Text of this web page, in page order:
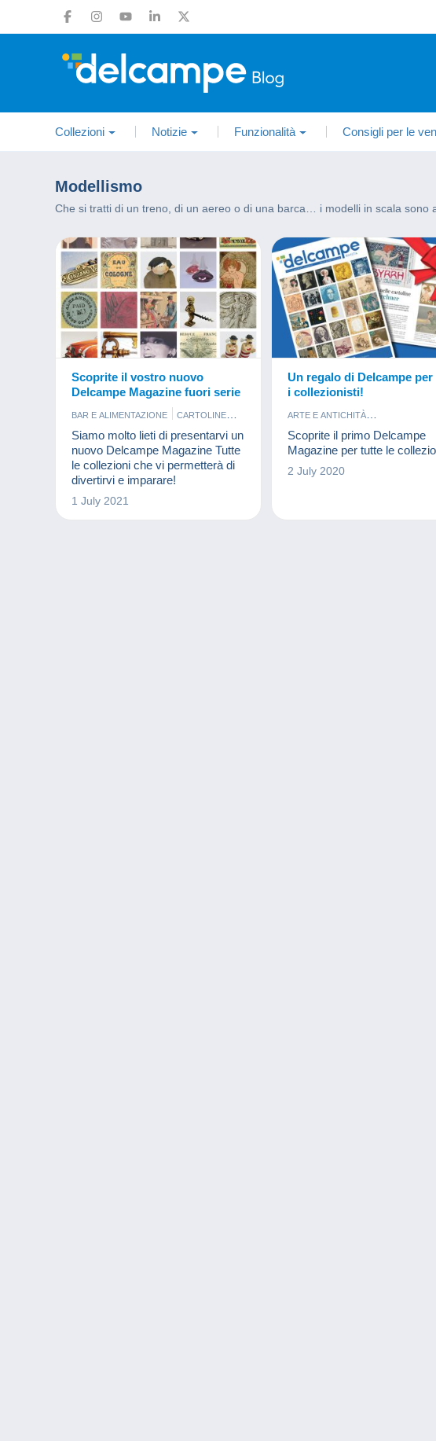
Collezioni Notizie Funzionalità Consigli per le
Modellismo
Che si tratti di un treno, di un aereo o di una barca… i modelli in scala sono
Scoprite il vostro nuovo
Delcampe Magazine fuori serie
BAR E ALIMENTAZIONE
CARTOLINE
FRANCOBOLLI
MODELLISMO
MONETE & BANCONOTE
PROFUMI
Siamo molto lieti di presentarvi un
nuovo Delcampe Magazine Tutte
le collezioni che vi permetterà di
divertirvi e imparare!
1 July 2021
Un regalo di Delcampe
i collezionisti!
ARTE E ANTICHITÀ
BAR E ALIMENTAZIONE
CARTA DA COLLEZIONE
CARTOLINE
FRANCOBOLLI
Scoprite il primo Delcampe
Magazine per tutte le
2 July 2020